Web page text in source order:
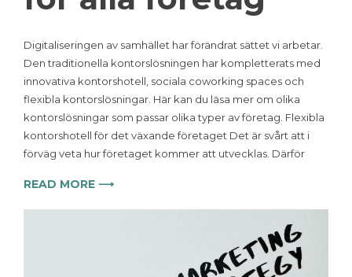
Digitaliseringen av samhället har förändrat sättet vi arbetar.
Den traditionella kontorslösningen har kompletterats med
innovativa kontorshotell, sociala coworking spaces och
flexibla kontorslösningar. Här kan du läsa mer om olika
kontorslösningar som passar olika typer av företag. Flexibla
kontorshotell för det växande företaget Det är svårt att i
förväg veta hur företaget kommer att utvecklas. Därför
READ MORE ⟶